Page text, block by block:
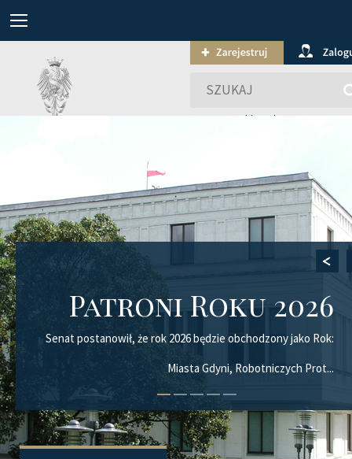
wyszukiwanie
Patroni Roku 2026
Senat postanowił, że rok 2026 będzie obchodzony jako Rok:
Miasta Gdyni, Robotniczych Prot...